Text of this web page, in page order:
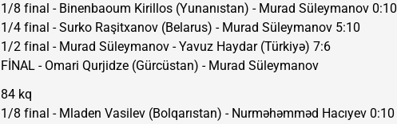
1/8 final - Binenbaoum Kirillos (Yunanıstan) - Murad Süleymanov 0:10
1/4 final - Surko Raşitxanov (Belarus) - Murad Süleymanov 5:10
1/2 final - Murad Süleymanov - Yavuz Haydar (Türkiyə) 7:6
FİNAL - Omari Qurjidze (Gürcüstan) - Murad Süleymanov
84 kq
1/8 final - Mladen Vasilev (Bolqarıstan) - Nurməhəmməd Hacıyev 0:10